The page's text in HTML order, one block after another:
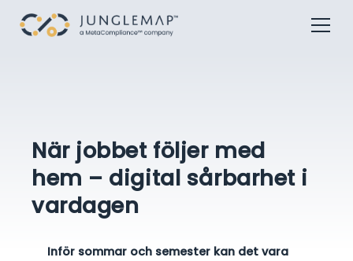
När jobbet följer med
hem – digital sårbarhet i
vardagen
Inför sommar och semester kan det vara